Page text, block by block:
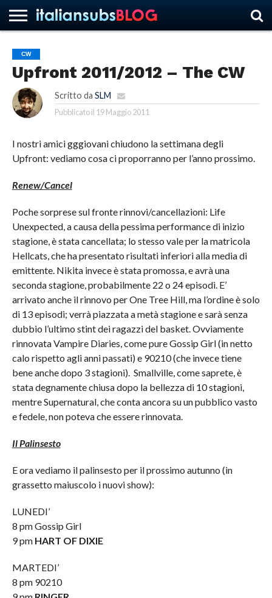
HOME
NEWS
ASCOLTI
RECENSIONI
INTERVISTE
CURIOSITÀ
CHI
SIAMO
CONTATTACI
FORUM
ITALIANSUBS
CW
Upfront 2011/2012 – The CW
Scritto da SLM
Pubblicato il 19 Maggio 2011
I nostri amici gggiovani chiudono la settimana degli
Upfront: vediamo cosa ci proporranno per l’anno prossimo.
Renew/Cancel
Poche sorprese sul fronte rinnovi/cancellazioni: Life
Unexpected, a causa della pessima performance di inizio
stagione, è stata cancellata; lo stesso vale per la matricola
Hellcats, che ha presentato risultati inferiori alla media di
emittente. Nikita invece è stata promossa, e avrà una
seconda stagione, probabilmente 22 o 24 episodi. E’
arrivato anche il rinnovo per One Tree Hill, ma l’ordine è solo
di 13 episodi; verrà piazzata a metà stagione e sarà senza
dubbio l’ultimo stint dei ragazzi del basket. Ovviamente
rinnovata Vampire Diaries, come pure Gossip Girl (in netto
calo rispetto agli anni passati) e 90210 (che invece tiene
bene anche dopo 3 stagioni). Smallville, come saprete, è
stata degnamente chiusa dopo la bellezza di 10 stagioni,
mentre Supernatural, che conta ancora su un pubblico vasto
e fedele, non poteva che essere rinnovata.
Il Palinsesto
E ora vediamo il palinsesto per il prossimo autunno (in
grassetto maiuscolo i nuovi show):
LUNEDI’
8 pm Gossip Girl
9 pm HART OF DIXIE
MARTEDI’
8 pm 90210